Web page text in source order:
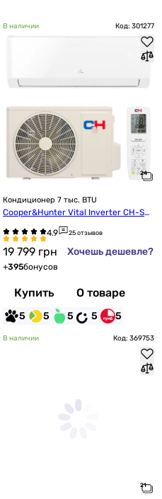
В наличии Код: 301277
Кондиционер 7 тыс. BTU
Cooper&Hunter Vital Inverter CH-S07
25 отзывов
19 799 грн Хочешь дешевле?
+395бонусов
Купить О товаре
5 5 5 5 5
В наличии Код: 369753